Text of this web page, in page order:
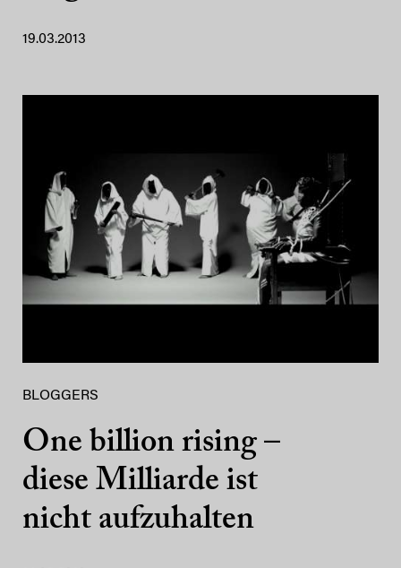
19.03.2013
BLOGGERS
One billion rising –
diese Milliarde ist
nicht aufzuhalten